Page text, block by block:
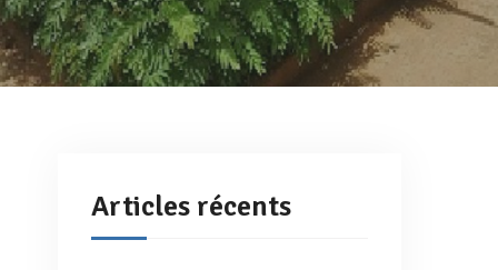
Articles récents